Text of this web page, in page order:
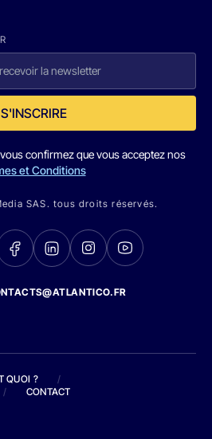
S'INSCRIRE
confirmez que vous acceptez nos
et Conditions
SAS. tous droits réservés.
QUOI ?
/
/ CONTACT